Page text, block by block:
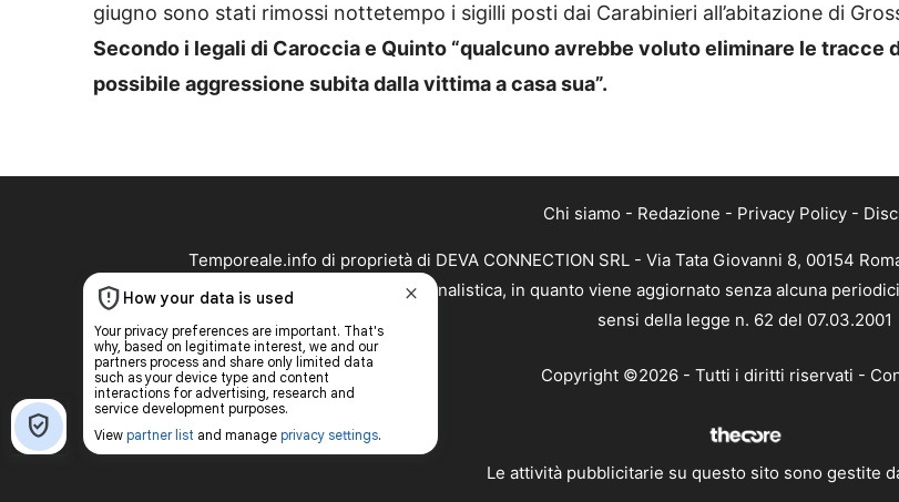
giugno sono stati rimossi nottetempo i sigilli posti dai Carabinieri all’abitazione di
Secondo i legali di Caroccia e Quinto “qualcuno avrebbe voluto eliminare le tracce
possibile aggressione subita dalla vittima a casa sua”.
Chi siamo - Redazione - Privacy Policy -
Temporeale.info di proprietà di DEVA CONNECTION SRL - Via Tata Giovanni 8, 00154
Temporeale.info non è una testata giornalistica, in quanto viene aggiornato senza alcuna
sensi della legge n. 62 del 07.03.2001
Copyright ©2026 - Tutti i diritti riservati -
Le attività pubblicitarie su questo sito sono gestite